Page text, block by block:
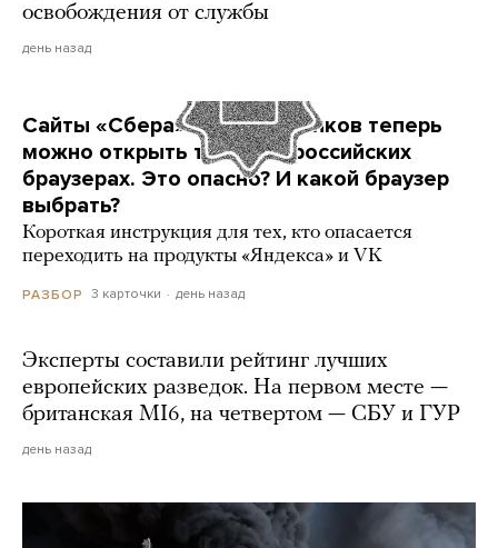
освобождения от службы
день назад
Сайты «Сбера» и других банков теперь
можно открыть только в российских
браузерах. Это опасно? И какой браузер
выбрать?
Короткая инструкция для тех, кто опасается
переходить на продукты «Яндекса» и VK
РАЗБОР 3 карточки день назад
Эксперты составили рейтинг лучших
европейских разведок. На первом месте —
британская MI6, на четвертом — СБУ и ГУР
день назад